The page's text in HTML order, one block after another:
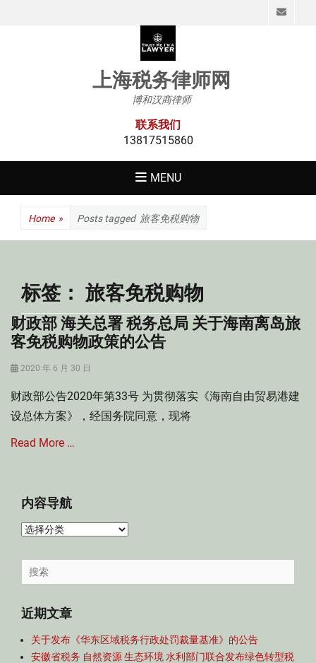
上海税务律师网
博和汉商律师
联系我们
13817515860
MENU
Home » Posts tagged 旅客免税购物
标签： 旅客免税购物
财政部 海关总署 税务总局 关于海南离岛旅
客免税购物政策的公告
Posted
2020 年 6 月 30 日
财政部公告2020年第33号 为贯彻落实《海南自由贸易港建
设总体方案》，经国务院同意，现将
Read More …
内容导航
内
导
航
Search
for:
近期文章
关于发布《华东区域税务行政处罚裁量基准》的公告
安徽省税务 自然资源 生态环境 水利部门联合发布绿色转型税